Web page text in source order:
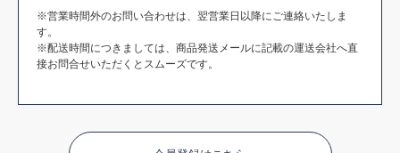
※営業時間外のお問い合わせは、翌営業日以降にご連絡いたしま
す。
※配送時間につきましては、商品発送メールに記載の運送会社へ直
接お問合せいただくとスムーズです。